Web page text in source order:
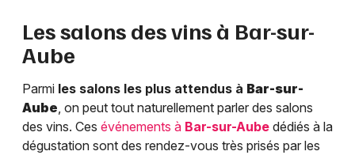
Les salons des vins à Bar-sur-
Aube
Parmi les salons les plus attendus à Bar-sur-
Aube, on peut tout naturellement parler des salons
des vins. Ces événements à Bar-sur-Aube dédiés à la
dégustation sont des rendez-vous très prisés par les